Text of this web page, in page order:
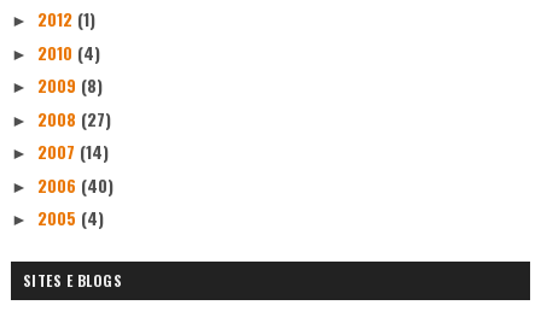
► 2012 (1)
► 2010 (4)
► 2009 (8)
► 2008 (27)
► 2007 (14)
► 2006 (40)
► 2005 (4)
SITES E BLOGS